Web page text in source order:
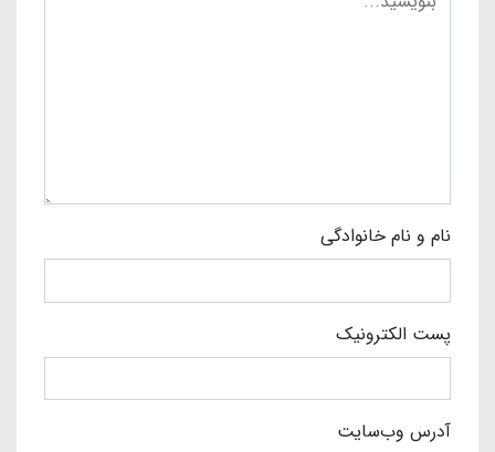
نام و نام خانوادگی
پست الکترونیک
آدرس وب‌سایت